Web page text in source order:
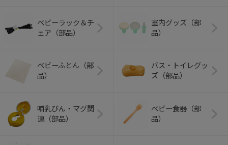
ベビーラック＆チ
ェア（部品）
室内グッズ（部
品）
ベビーふとん（部
品）
バス・トイレグッ
ズ（部品）
哺乳びん・マグ関
連（部品）
ベビー食器（部
品）